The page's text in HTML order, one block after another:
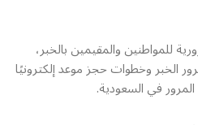
للمواطنين والمقيمين بالخبر،
الخبر وخطوات حجز موعد إلكترونيًا
في السعودية.